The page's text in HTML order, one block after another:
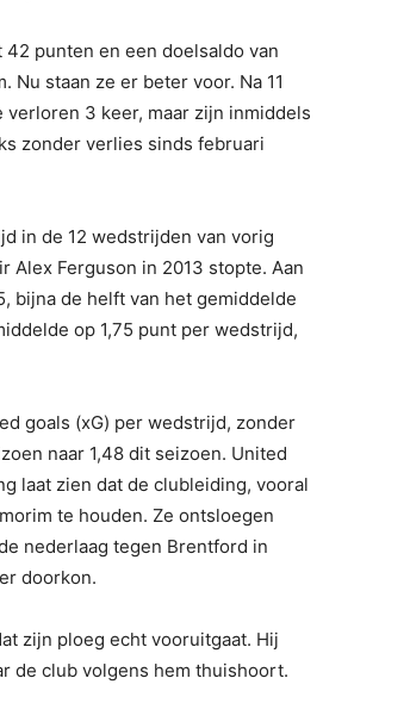
punten en een doelsaldo van
Nu staan ze er beter voor. Na 11
verloren 3 keer, maar zijn inmiddels
zonder verlies sinds februari
in de 12 wedstrijden van vorig
Alex Ferguson in 2013 stopte. Aan
bijna de helft van het gemiddelde
op 1,75 punt per wedstrijd,
goals (xG) per wedstrijd, zonder
naar 1,48 dit seizoen. United
laat zien dat de clubleiding, vooral
te houden. Ze ontsloegen
nederlaag tegen Brentford in
doorkon.
zijn ploeg echt vooruitgaat. Hij
de club volgens hem thuishoort.